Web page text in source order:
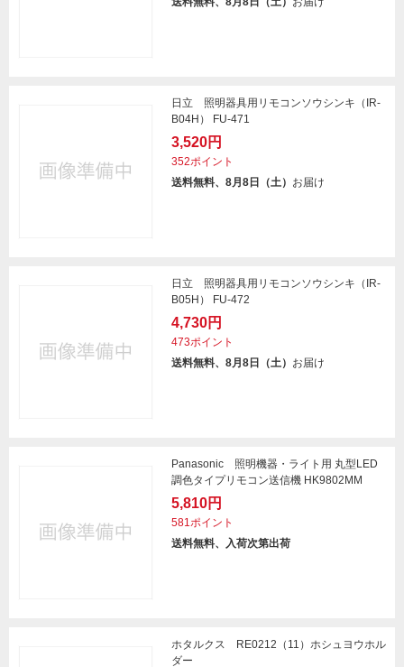
日立 照明器具用リモコンソウシンキ（IR-
B04H） FU-471
3,520円
352ポイント
送料無料、8月8日（土） お届け
日立 照明器具用リモコンソウシンキ（IR-
B05H） FU-472
4,730円
473ポイント
送料無料、8月8日（土） お届け
Panasonic 照明機器・ライト用 丸型LED
調色タイプリモコン送信機 HK9802MM
5,810円
581ポイント
送料無料、入荷次第出荷
ホタルクス RE0212（11）ホシュヨウホル
ダー